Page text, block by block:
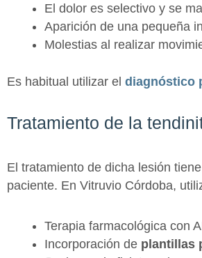
El dolor es selectivo y se
Aparición de una pequeña
Molestias al realizar
Es habitual utilizar el diagnóstico
Tratamiento de la
El tratamiento de dicha lesión
paciente. En Vitruvio Córdoba,
Terapia farmacológica con
Incorporación de plantillas